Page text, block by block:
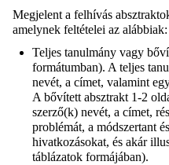
Megjelent a felhívás
amelynek feltételei az alábbiak:
Teljes tanulmány vagy
formátumban). A teljes
nevét, a címet, valamint
A bővített absztrakt 1-2
szerző(k) nevét, a címet,
problémát, a módszertant
hivatkozásokat, és akár
táblázatok formájában).